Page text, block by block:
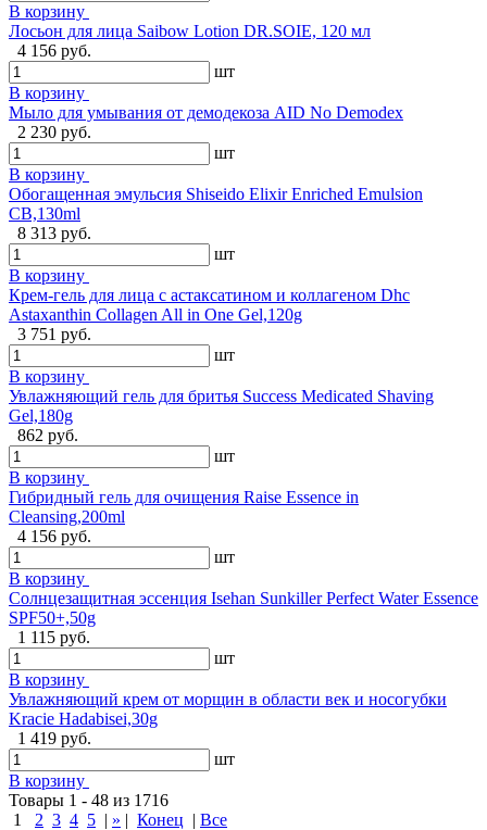
В корзину
Лосьон для лица Saibow Lotion DR.SOIE, 120 мл
4 156 руб.
шт
В корзину
Мыло для умывания от демодекоза AID No Demodex
2 230 руб.
шт
В корзину
Обогащенная эмульсия Shiseido Elixir Enriched Emulsion
CB,130ml
8 313 руб.
шт
В корзину
Крем-гель для лица с астаксатином и коллагеном Dhc
Astaxanthin Collagen All in One Gel,120g
3 751 руб.
шт
В корзину
Увлажняющий гель для бритья Success Medicated Shaving
Gel,180g
862 руб.
шт
В корзину
Гибридный гель для очищения Raise Essence in
Cleansing,200ml
4 156 руб.
шт
В корзину
Солнцезащитная эссенция Isehan Sunkiller Perfect Water Essence
SPF50+,50g
1 115 руб.
шт
В корзину
Увлажняющий крем от морщин в области век и носогубки
Kracie Hadabisei,30g
1 419 руб.
шт
В корзину
Товары 1 - 48 из 1716
1
2 3 4 5 | » | Конец | Все